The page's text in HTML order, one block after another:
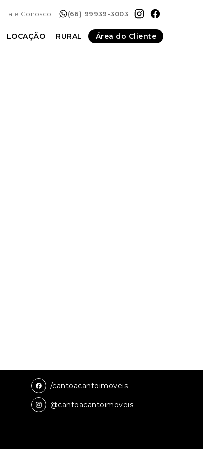
Fale Conosco (66) 99939-3003
LOCAÇÃO RURAL Área do Cliente
/cantoacantoimoveis
@cantoacantoimoveis